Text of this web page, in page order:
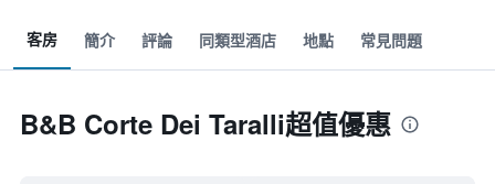
客房 簡介 評論 同類型酒店 地點 常見問題
B&B Corte Dei Taralli超值優惠